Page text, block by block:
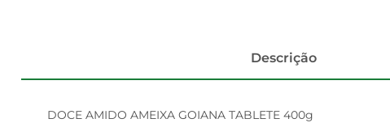
Descrição
DOCE AMIDO AMEIXA GOIANA TABLETE 400g